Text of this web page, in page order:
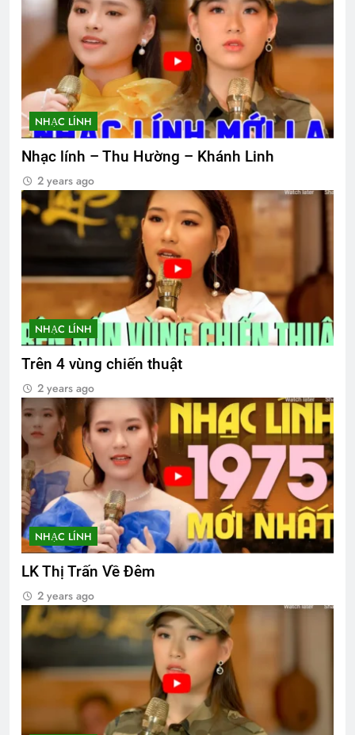
NHẠC LÍNH
Nhạc lính – Thu Hường – Khánh Linh
2 years ago
NHẠC LÍNH
Trên 4 vùng chiến thuật
2 years ago
NHẠC LÍNH
LK Thị Trấn Về Đêm
2 years ago